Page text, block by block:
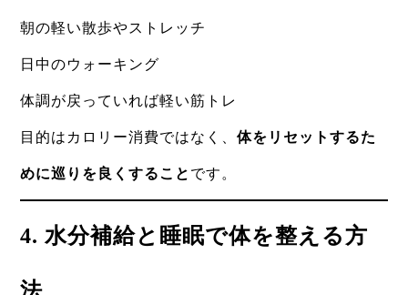
朝の軽い散歩やストレッチ
日中のウォーキング
体調が戻っていれば軽い筋トレ
目的はカロリー消費ではなく、体をリセットするた
めに巡りを良くすること です。
4. 水分補給と睡眠で体を整える方
法